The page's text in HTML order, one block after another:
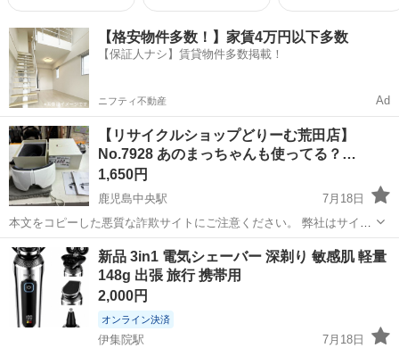
【格安物件多数！】家賃4万円以下多数
【保証人ナシ】賃貸物件多数掲載！
ニフティ不動産 Ad
【リサイクルショップどりーむ荒田店】
No.7928 あのまっちゃんも使ってる？…
1,650円
鹿児島中央駅
7月18日
本文をコピーした悪質な詐欺サイトにご注意ください。 弊社はサイト
内でのクレジット決済や銀行振り込みを致しておりません。 リサイク
ルショップどりーむ掲載商品を ご覧下さいまして誠にありがとうござ
います。 どりー...
鹿児島 鹿児島市 鹿児島中央駅 美容家電 商品
新品 3in1 電気シェーバー 深剃り 敏感肌 軽量
148g 出張 旅行 携帯用
2,000円
オンライン決済
伊集院駅
7月18日